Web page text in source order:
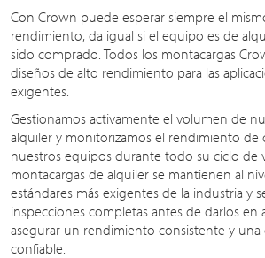
Con Crown puede esperar siempre el
rendimiento, da igual si el equipo es de
sido comprado. Todos los montacargas
diseños de alto rendimiento para las
exigentes.
Gestionamos activamente el volumen de
alquiler y monitorizamos el rendimiento de
nuestros equipos durante todo su ciclo de
montacargas de alquiler se mantienen al
estándares más exigentes de la industria y
inspecciones completas antes de darlos en
asegurar un rendimiento consistente y una
confiable.